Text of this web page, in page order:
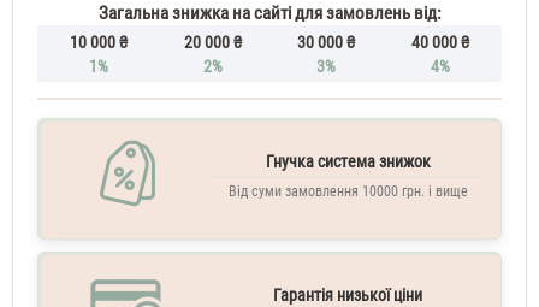
Парфюм
Giorgio
Armani
Загальна знижка на сайті для замовлень від:
10 000 ₴
1%
20 000 ₴
2%
30 000 ₴
3%
40 000 ₴
4%
Гнучка система знижок
Від суми замовлення 10000 грн. і вище
Гарантія низької ціни